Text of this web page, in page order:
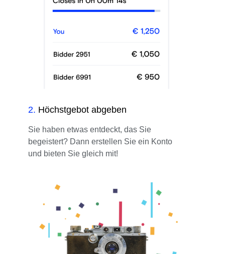
2. Höchstgebot abgeben
Sie haben etwas entdeckt, das Sie
begeistert? Dann erstellen Sie ein Konto
und bieten Sie gleich mit!